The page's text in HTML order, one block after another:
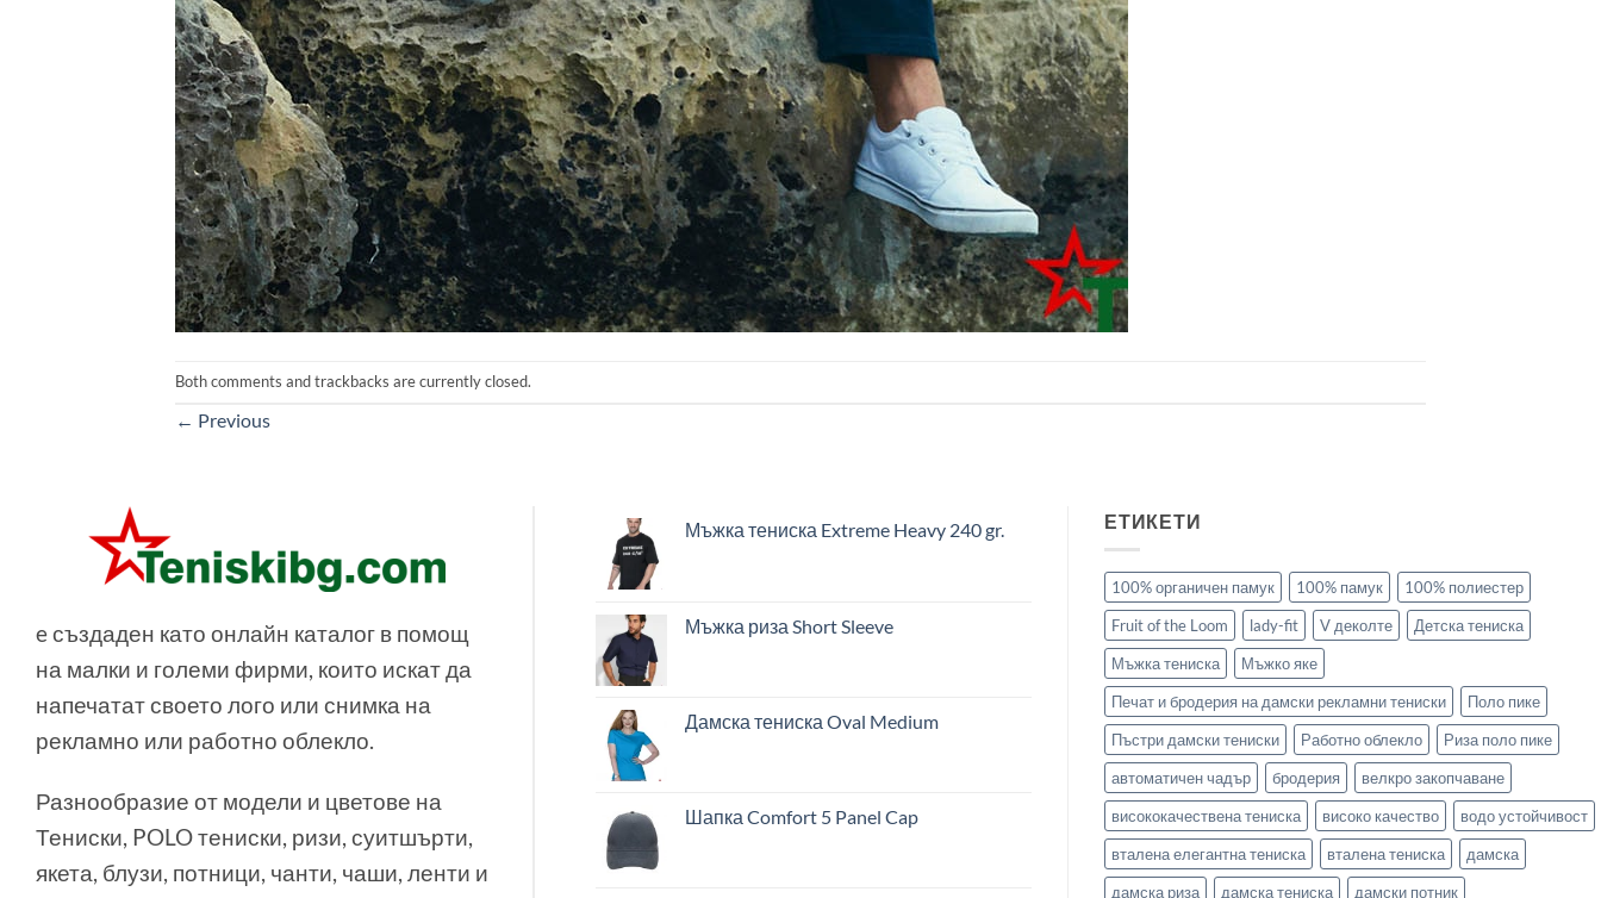
Both comments and trackbacks are currently closed.
← Previous
e създаден като онлайн каталог в помощ
на малки и големи фирми, които искат да
напечатат своето лого или снимка на
рекламно или работно облекло.
Разнообразие от модели и цветове на
Тениски, POLO тениски, ризи, суитшърти,
якета, блузи, потници, чанти, чаши, ленти и
Мъжка тениска Extreme Heavy 240 gr.
Мъжка риза Short Sleeve
Дамска тениска Oval Medium
Шапка Comfort 5 Panel Cap
ЕТИКЕТИ
100% органичен памук 100% памук
100% полиестер
Fruit of the Loom
lady-fit V деколте
Детска тениска
Мъжка тениска
Мъжко яке
Печат и бродерия на дамски рекламни тениски
Поло пике
Пъстри дамски тениски
Работно облекло
Риза поло пике
автоматичен чадър
бродерия
велкро закопчаване
висококачествена тениска
високо качество
водо устойчивост
вталена елегантна тениска
вталена тениска
дамска
дамска риза
дамска тениска дамски потник